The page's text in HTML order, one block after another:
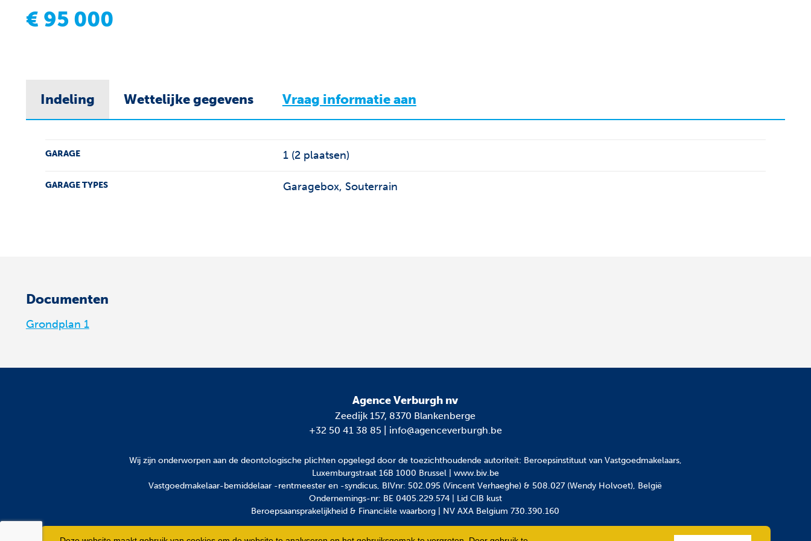
€ 95 000
Indeling Wettelijke gegevens Vraag informatie aan
GARAGE 1 (2 plaatsen)
GARAGE TYPES Garagebox, Souterrain
Documenten
Grondplan 1
Agence Verburgh nv
Zeedijk 157, 8370 Blankenberge
+32 50 41 38 85| info@agenceverburgh.be
Wij zijn onderworpen aan de deontologische plichtenopgelegd door de toezichthoudende autoriteit: Beroepsinstituut van Vastgoedmakelaars,
Luxemburgstraat 16B 1000 Brussel | www.biv.be
Vastgoedmakelaar-bemiddelaar -rentmeester en -syndicus, BIVnr: 502.095 (Vincent Verhaeghe) & 508.027 (Wendy Holvoet), België
Ondernemings-nr: BE 0405.229.574 | Lid CIB kust
Beroepsaansprakelijkheid & Financiële waarborg | NV AXA Belgium 730.390.160